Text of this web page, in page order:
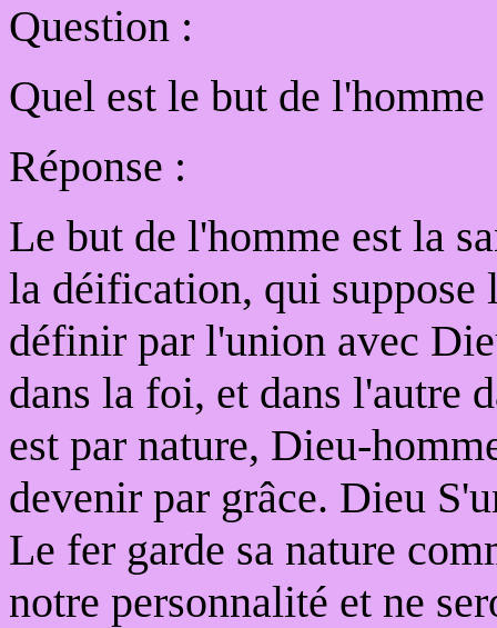
Question :
Quel est le but de l'homme
Réponse :
Le but de l'homme est la
la déification, qui
définir par l'union avec
dans la foi, et dans l'autre
est par nature, Dieu-
devenir par grâce. Dieu
Le fer garde sa nature
notre personnalité et ne